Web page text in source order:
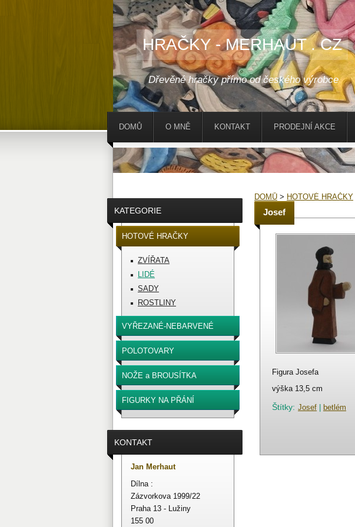
HRAČKY - MERHAUT . CZ
Dřevěné hračky přímo od českého výrobce
DOMŮ > HOTOVÉ HRAČKY
Josef
Figura Josefa
výška 13,5 cm
Štítky: Josef betlém
KATEGORIE
HOTOVÉ HRAČKY
ZVÍŘATA
LIDÉ
SADY
ROSTLINY
VYŘEZANÉ-NEBARVENÉ
POLOTOVARY
NOŽE a BROUSÍTKA
FIGURKY NA PŘÁNÍ
KONTAKT
Jan Merhaut
Dílna :
Zázvorkova 1999/22
Praha 13 - Lužiny
155 00
DOMŮ O MNĚ KONTAKT PRODEJNÍ AKCE